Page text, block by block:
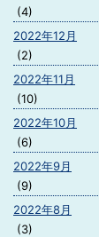
(4)
2022年12月
(2)
2022年11月
(10)
2022年10月
(6)
2022年9月
(9)
2022年8月
(3)